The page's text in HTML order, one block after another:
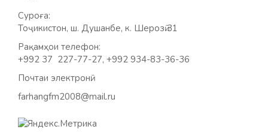
Суроға:
Тоҷикистон, ш. Душанбе, к. Шерозӣ 31
Рақамҳои телефон:
+992 37 227-77-27, +992 934-83-36-36
Почтаи электронӣ:
farhangfm2008@mail.ru